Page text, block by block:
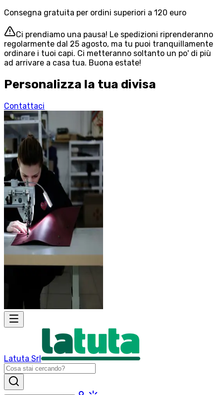
Consegna gratuita per ordini superiori a 120 euro
Ci prendiamo una pausa! Le spedizioni riprenderanno
regolarmente dal 25 agosto, ma tu puoi tranquillamente
ordinare i tuoi capi. Ci metteranno soltanto un po' di più
ad arrivare a casa tua. Buona estate!
Personalizza la tua divisa
Contattaci
Latuta Srl